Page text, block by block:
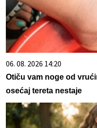
06. 08. 2026 14:20
Otiču vam noge od
osećaj tereta nestaje